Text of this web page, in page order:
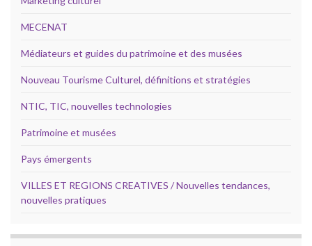
MECENAT
Médiateurs et guides du patrimoine et des musées
Nouveau Tourisme Culturel, définitions et stratégies
NTIC, TIC, nouvelles technologies
Patrimoine et musées
Pays émergents
VILLES ET REGIONS CREATIVES / Nouvelles tendances,
nouvelles pratiques